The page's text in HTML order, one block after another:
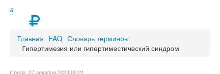
a
Главная FAQ Словарь терминов
Гипертимезия или гипертиместический синдром
Среда, 27 декабря 2023 00:21